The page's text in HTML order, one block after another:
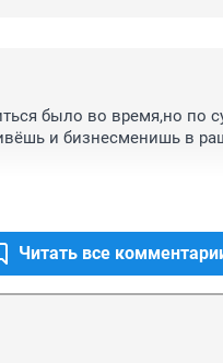
было во время,но по
и бизнесменишь в
Читать все